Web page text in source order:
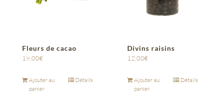
Fleurs de cacao
19,00€
Ajouter au
panier
Détails
Divins raisins
12,00€
Ajouter au
panier
Détails